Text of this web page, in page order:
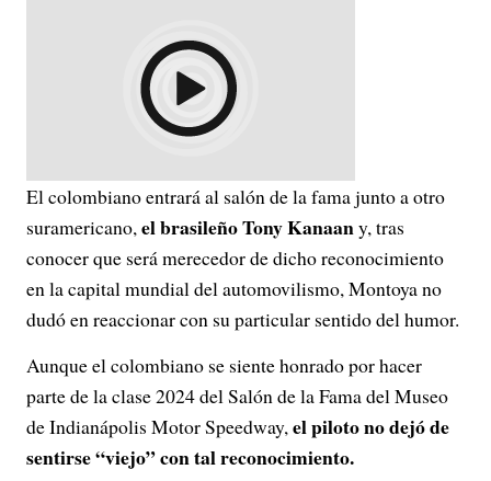
El colombiano entrará al salón de la fama junto a otro
suramericano,el brasileño Tony Kanaany, tras
conocer que será merecedor de dicho reconocimiento
en la capital mundial del automovilismo, Montoya no
dudó en reaccionar con su particular sentido del humor.
Aunque el colombiano se siente honrado por hacer
parte de la clase 2024 del Salón de la Fama del Museo
de Indianápolis Motor Speedway,el piloto no dejó de
sentirse “viejo” con tal reconocimiento.